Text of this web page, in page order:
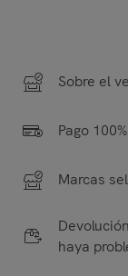
Sobre el
Pago
Marcas
haya